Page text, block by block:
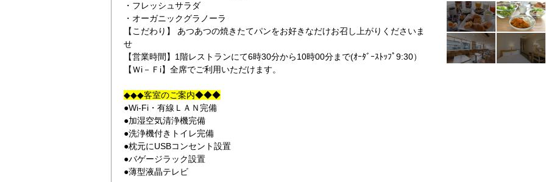
・フレッシュサラダ
・オーガニックグラノーラ
【こだわり】 あつあつの焼きたてパンをお好きなだけお召し上がりくださいま
せ
【営業時間】1階レストランにて6時30分から10時00分まで(ｵｰﾀﾞｰｽﾄｯﾌﾟ9:30）
【Ｗi－Ｆi】全席でご利用いただけます。
◆◆◆客室のご案内◆◆◆
●Wi-Fi・有線ＬＡＮ完備
●加湿空気清浄機完備
●洗浄機付きトイレ完備
●枕元にUSBコンセント設置
●バゲージラック設置
●薄型液晶テレビ